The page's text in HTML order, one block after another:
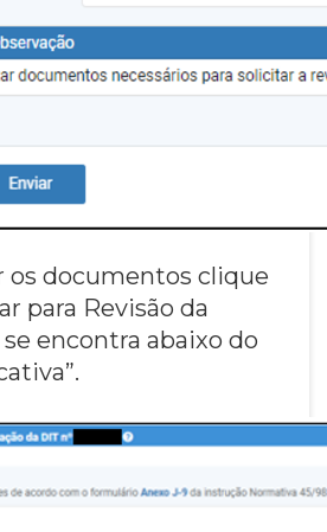
os documentos clique
para Revisão da
encontra abaixo do